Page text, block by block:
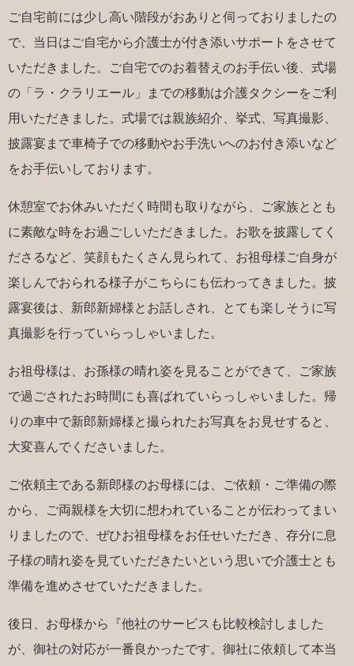
ご自宅前には少し高い階段がおありと伺っておりましたの
で、当日はご自宅から介護士が付き添いサポートをさせて
いただきました。ご自宅でのお着替えのお手伝い後、式場
の「ラ・クラリエール」までの移動は介護タクシーをご利
用いただきました。式場では親族紹介、挙式、写真撮影、
披露宴まで車椅子での移動やお手洗いへのお付き添いなど
をお手伝いしております。
休憩室でお休みいただく時間も取りながら、ご家族ととも
に素敵な時をお過ごしいただきました。お歌を披露してく
ださるなど、笑顔もたくさん見られて、お祖母様ご自身が
楽しんでおられる様子がこちらにも伝わってきました。披
露宴後は、新郎新婦様とお話しされ、とても楽しそうに写
真撮影を行っていらっしゃいました。
お祖母様は、お孫様の晴れ姿を見ることができて、ご家族
で過ごされたお時間にも喜ばれていらっしゃいました。帰
りの車中で新郎新婦様と撮られたお写真をお見せすると、
大変喜んでくださいました。
ご依頼主である新郎様のお母様には、ご依頼・ご準備の際
から、ご両親様を⼤切に想われていることが伝わってまい
りましたので、ぜひお祖母様をお任せいただき、存分に息
⼦様の晴れ姿を⾒ていただきたいという思いで介護⼠とも
準備を進めさせていただきました。
後日、お母様から『他社のサービスも比較検討しました
が、御社の対応が一番良かったです。御社に依頼して本当